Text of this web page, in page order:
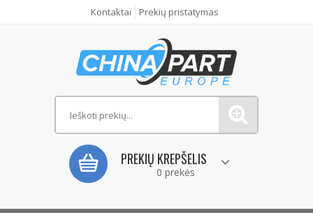
Kontaktai Prekių pristatymas
PREKIŲ KREPŠELIS
0 prekės